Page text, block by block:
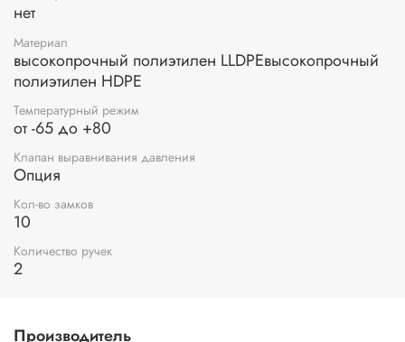
нет
Материал
высокопрочный полиэтилен LLDPEвысокопрочный
полиэтилен HDPE
Температурный режим
от -65 до +80
Клапан выравнивания давления
Опция
Кол-во замков
10
Количество ручек
2
Производитель